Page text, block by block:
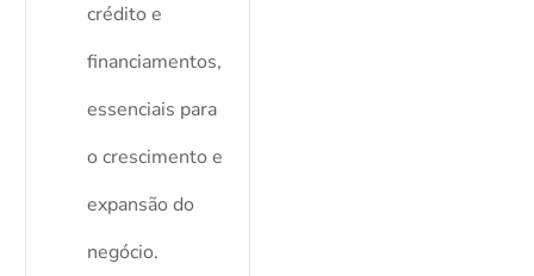
crédito e
financiamentos,
essenciais para
o crescimento e
expansão do
negócio.